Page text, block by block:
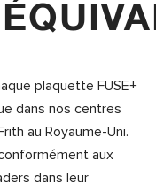
plaquette FUSE+
dans nos centres
au Royaume-Uni.
aux
dans leur